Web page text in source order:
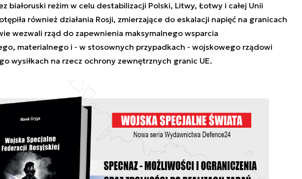
białoruski reżim w celu destabilizacji Polski, Litwy, Łotwy i całej Unii
również działania Rosji, zmierzające do eskalacji napięć na granicach
wezwali rząd do zapewnienia maksymalnego wsparcia
materialnego i - w stosownych przypadkach - wojskowego rządowi
wysiłkach na rzecz ochrony zewnętrznych granic UE.